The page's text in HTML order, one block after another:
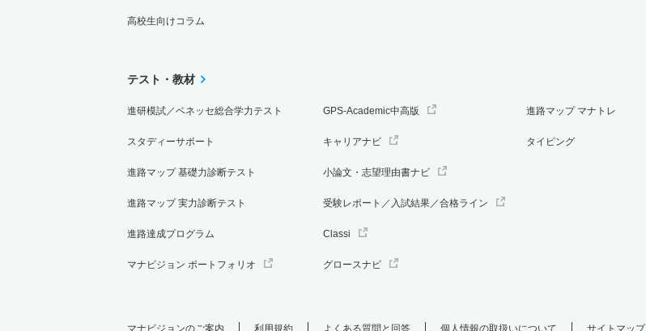
高校生向けコラム
テスト・教材
進研模試／ベネッセ総合学力テスト
スタディーサポート
進路マップ 基礎力診断テスト
進路マップ 実力診断テスト
進路達成プログラム
マナビジョン ポートフォリオ
GPS-Academic中高版
キャリアナビ
小論文・志望理由書ナビ
受験レポート／入試結果／合格ライン
Classi
グロースナビ
進路マップ マナトレ
タイピング
マナビジョンのご案内 利用規約 よくある質問と回答 個人情報の取扱いについて サイトマップ